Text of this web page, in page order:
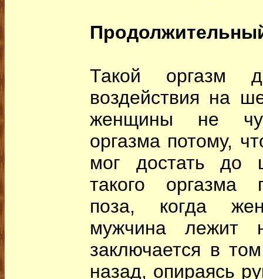
Такой оргазм
воздействия на
женщины не
оргазма потому,
мог достать до
такого оргазма
поза, когда
мужчина лежит
заключается в
назад, опираясь